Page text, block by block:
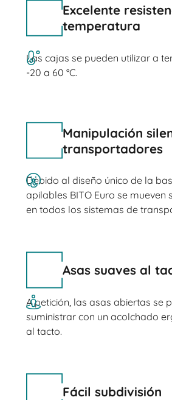
Excelente
temperatura
Las cajas se pueden utilizar a
-20 a 60 °C.
Manipulación
transportadores
Debido al diseño único de la
apilables BITO Euro se mueven
en todos los sistemas de
Asas suaves al
A petición, las asas abiertas se
suministrar con un acolchado
al tacto.
Fácil subdivisión